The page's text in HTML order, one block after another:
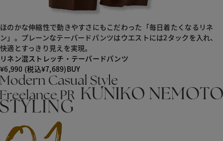
ほのかな伸縮性で動きやすさにもこだわった「毎日着たくなるリネ
ン」。プレーンなテーパードパンツはウエストには2タックを入れ、
快適とすっきり見えを実現。
リネン混ストレッチ・テーパードパンツ
¥6,990 (税込¥7,689)BUY